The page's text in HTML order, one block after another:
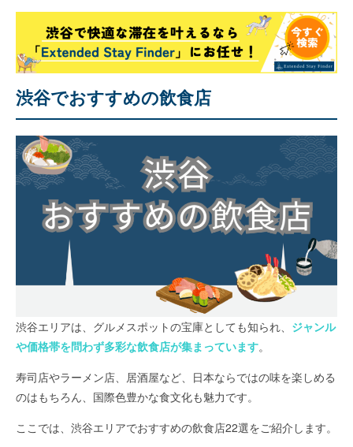
渋谷でおすすめの飲食店
渋谷エリアは、グルメスポットの宝庫としても知られ、 ジャンル
や価格帯を問わず多彩な飲食店が集まっています。
寿司店やラーメン店、居酒屋など、日本ならではの味を楽しめる
のはもちろん、国際色豊かな食文化も魅力です。
ここでは、渋谷エリアでおすすめの飲食店22選をご紹介します。